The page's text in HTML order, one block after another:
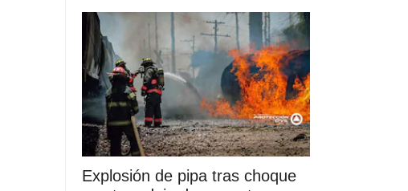
Explosión de pipa tras choque